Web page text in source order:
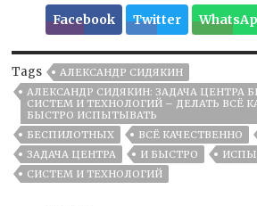
Facebook Twitter
Tags
АЛЕКСАНДР СИДЯКИН
АЛЕКСАНДР СИДЯКИН: ЗАДАЧА ЦЕНТРА
СИСТЕМ И ТЕХНОЛОГИЙ – ДЕЛАТЬ ВСЁ
БЫСТРО ИСПЫТЫВАТЬ
БЕСПИЛОТНЫХ
ВСЁ КАЧЕСТВЕННО
ЗАДАЧА ЦЕНТРА
И БЫСТРО
СИСТЕМ И ТЕХНОЛОГИЙ